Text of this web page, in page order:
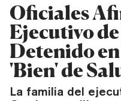
Oficiales
Ejecutivo
Detenido
'Bien' de
La familia del